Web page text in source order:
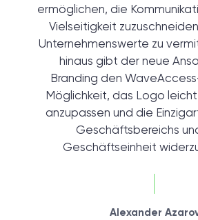
ermöglichen, die
Vielseitigkeit
Unternehmenswerte zu
hinaus gibt der neue
Branding den
Möglichkeit, das Logo leicht
anzupassen und die
Geschäftsbereichs
Geschäftseinheit
Alexander